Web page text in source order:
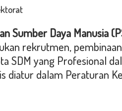
Sumber Daya Manusia
rekrutmen,
SDM yang Profesional
diatur dalam Peraturan